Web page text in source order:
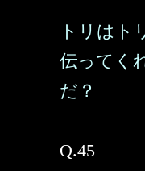
トリはト
伝ってく
だ？
Q.45